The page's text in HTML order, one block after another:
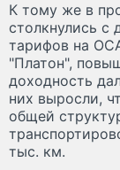
К тому же в
столкнулись с
тарифов на
"Платон",
доходность
них выросли,
общей
тыс. км.